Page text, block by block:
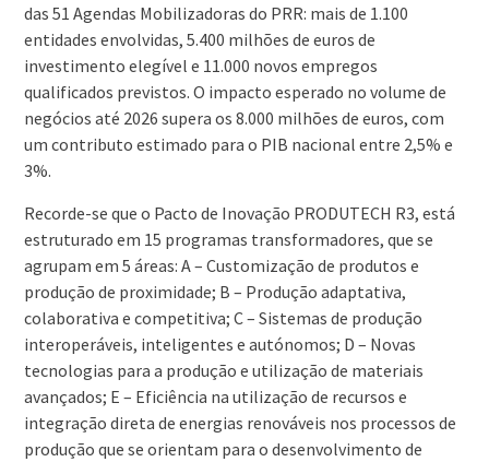
das 51 Agendas Mobilizadoras do PRR: mais de 1.100
entidades envolvidas, 5.400 milhões de euros de
investimento elegível e 11.000 novos empregos
qualificados previstos. O impacto esperado no volume de
negócios até 2026 supera os 8.000 milhões de euros, com
um contributo estimado para o PIB nacional entre 2,5% e
3%.
Recorde-se que o Pacto de Inovação PRODUTECH R3, está
estruturado em 15 programas transformadores, que se
agrupam em 5 áreas: A – Customização de produtos e
produção de proximidade; B – Produção adaptativa,
colaborativa e competitiva; C – Sistemas de produção
interoperáveis, inteligentes e autónomos; D – Novas
tecnologias para a produção e utilização de materiais
avançados; E – Eficiência na utilização de recursos e
integração direta de energias renováveis nos processos de
produção que se orientam para o desenvolvimento de